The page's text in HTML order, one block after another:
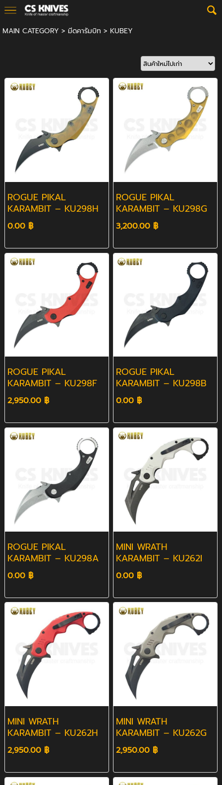
MAIN CATEGORY > มีดคารัมบิท > KUBEY
ROGUE PIKAL
KARAMBIT – KU298H
0.00 ฿
ROGUE PIKAL
KARAMBIT – KU298G
3,200.00 ฿
ROGUE PIKAL
KARAMBIT – KU298F
2,950.00 ฿
ROGUE PIKAL
KARAMBIT – KU298B
0.00 ฿
ROGUE PIKAL
KARAMBIT – KU298A
0.00 ฿
MINI WRATH
KARAMBIT – KU262I
0.00 ฿
MINI WRATH
KARAMBIT – KU262H
2,950.00 ฿
MINI WRATH
KARAMBIT – KU262G
2,950.00 ฿